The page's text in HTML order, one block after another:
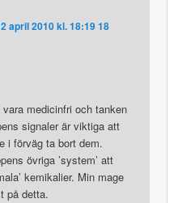
april 2010 kl. 18:19 18
medicinfri och tanken
signaler är viktiga att
i förväg ta bort dem.
övriga ’system’ att
kemikalier. Min mage
på detta.